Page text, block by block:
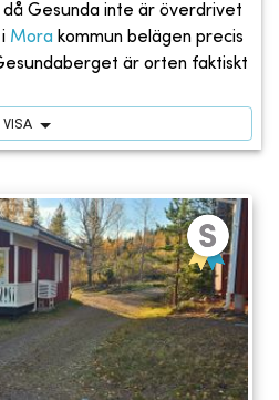
Gesunda inte är överdrivet
Mora kommun belägen precis
är orten faktiskt
VISA